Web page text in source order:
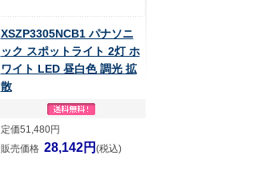
XSZP3305NCB1 パナソニ
ック スポットライト 2灯 ホ
ワイト LED 昼白色 調光 拡
散
定価51,480円
販売価格 28,142円 (税込)